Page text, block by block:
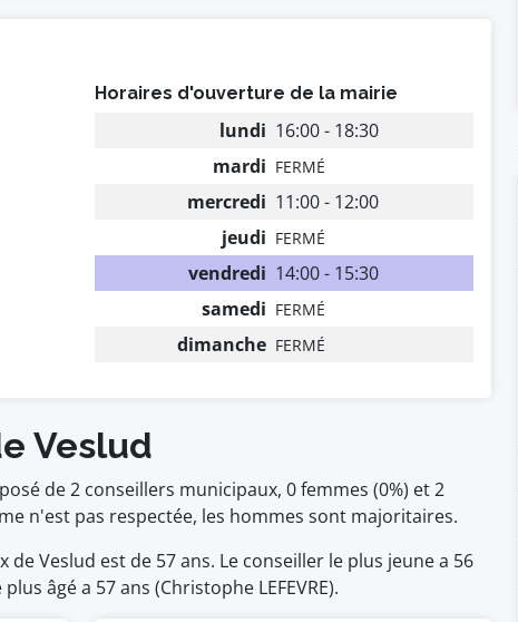
Horaires d'ouverture de la mairie
lundi 16:00 - 18:30
mardi FERMÉ
mercredi 11:00 - 12:00
jeudi FERMÉ
vendredi 14:00 - 15:30
samedi FERMÉ
dimanche FERMÉ
Veslud
de 2 conseillers municipaux, 0 femmes (0%) et 2
n'est pas respectée, les hommes sont majoritaires.
Veslud est de 57 ans. Le conseiller le plus jeune a 56
âgé a 57 ans (Christophe LEFEVRE).